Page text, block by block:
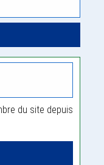
du site depuis